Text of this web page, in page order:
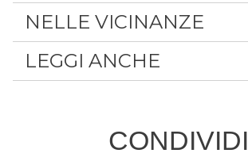
NELLE VICINANZE
LEGGI ANCHE
CONDIVIDI